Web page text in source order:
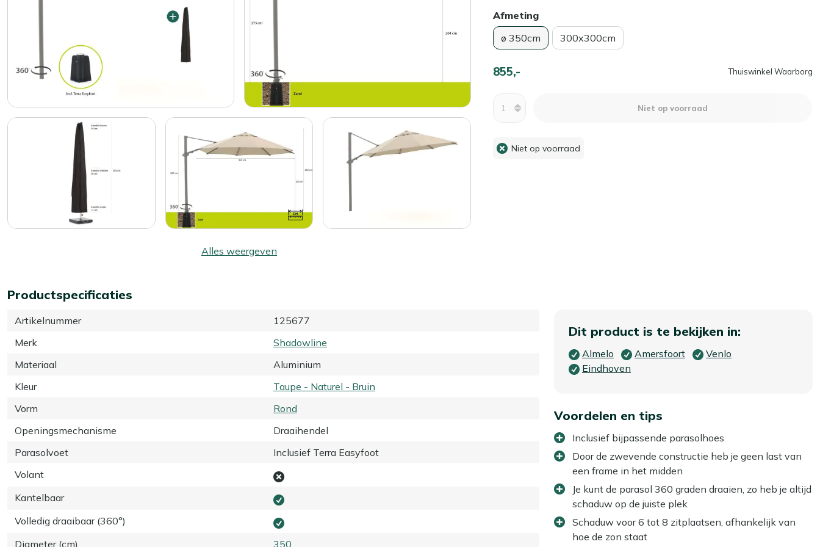
Alles weergeven
Afmeting
ø 350cm
300x300cm
855,- Thuiswinkel Waarborg
Niet op voorraad
Niet op voorraad
Productspecificaties
Artikelnummer
125677
Merk
Shadowline
Materiaal
Aluminium
Kleur
Taupe - Naturel - Bruin
Vorm
Rond
Openingsmechanisme
Draaihendel
Parasolvoet
Inclusief Terra Easyfoot
Volant
Kantelbaar
Volledig draaibaar (360°)
Diameter (cm)
350
Dit product is te bekijken in:
Almelo Amersfoort
Venlo
Eindhoven
Voordelen en tips
Inclusief bijpassende parasolhoes
Door de zwevende constructie heb je geen last van
een frame in het midden
Je kunt de parasol 360 graden draaien, zo heb je altijd
schaduw op de juiste plek
Schaduw voor 6 tot 8 zitplaatsen, afhankelijk van
hoe de zon staat